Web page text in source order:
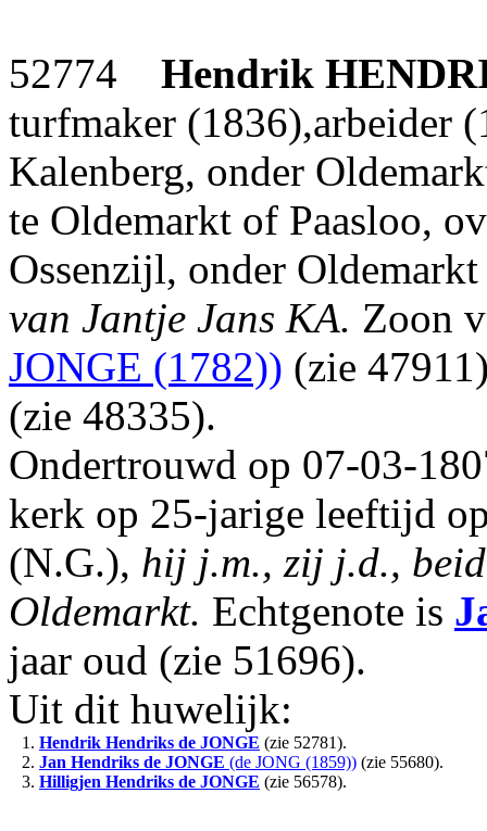
52774 Hendrik
turfmaker (1836),arbeider
Kalenberg, onder
te Oldemarkt of Paasloo,
Ossenzijl, onder
van Jantje Jans KA. Zoon
JONGE (1782)) (zie
(zie 48335).
Ondertrouwd op 07-03-
kerk op 25-jarige leeftijd
(N.G.), hij j.m., zij j.d.,
Oldemarkt. Echtgenote is
jaar oud (zie 51696).
Uit dit huwelijk:
1. Hendrik Hendriks de JONGE (zie 52781).
2. Jan Hendriks de JONGE (de JONG (1859)) (zie 55680).
3. Hilligjen Hendriks de JONGE (zie 56578).